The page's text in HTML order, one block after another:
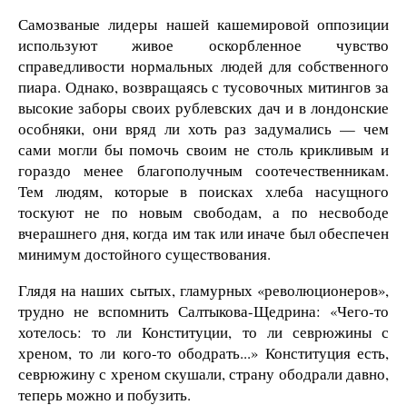
Самозваные лидеры нашей кашемировой оппозиции
используют живое оскорбленное чувство
справедливости нормальных людей для собственного
пиара. Однако, возвращаясь с тусовочных митингов за
высокие заборы своих рублевских дач и в лондонские
особняки, они вряд ли хоть раз задумались — чем
сами могли бы помочь своим не столь крикливым и
гораздо менее благополучным соотечественникам.
Тем людям, которые в поисках хлеба насущного
тоскуют не по новым свободам, а по несвободе
вчерашнего дня, когда им так или иначе был обеспечен
минимум достойного существования.
Глядя на наших сытых, гламурных «революционеров»,
трудно не вспомнить Салтыкова-Щедрина: «Чего-то
хотелось: то ли Конституции, то ли севрюжины с
хреном, то ли кого-то ободрать...» Конституция есть,
севрюжину с хреном скушали, страну ободрали давно,
теперь можно и побузить.